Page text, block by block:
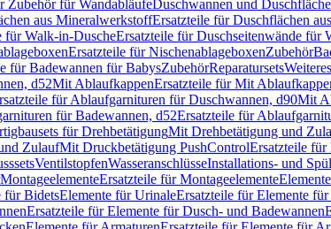
Zubehör für WandabläufeDuschwannen und
aus MineralwerkstoffErsatzteile für Duschflächen
für Walk-in-DuscheErsatzteile für Duschseitenwände für
Ersatzteile für NischenablageboxenZubehör
für Badewannen für BabysZubehörReparatursets
d52Mit AblaufkappenErsatzteile für Mit
für Ablaufgarnituren für Duschwannen, d90Mit
für Badewannen, d52Ersatzteile für
für DrehbetätigungMit Drehbetätigung und
ZulaufMit Druckbetätigung PushControlErsatzteile
VentilstopfenWasseranschlüsseInstallations- und
MontageelementeErsatzteile für Montageelemente
für BidetsElemente für UrinaleErsatzteile für Elemente
Ersatzteile für Elemente für Dusch- und Badewannen